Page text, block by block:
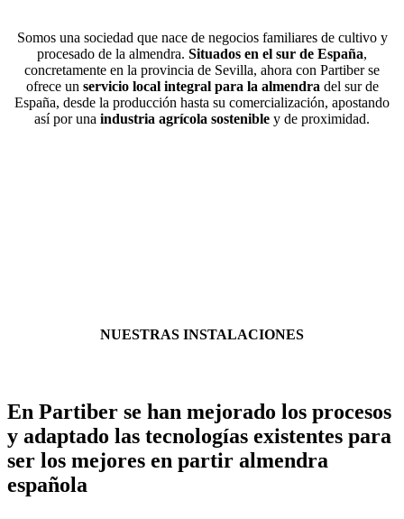
Somos una sociedad que nace de negocios familiares de cultivo y
procesado de la almendra. Situados en el sur de España,
concretamente en la provincia de Sevilla, ahora con Partiber se
ofrece un servicio local integral para la almendra del sur de
España, desde la producción hasta su comercialización, apostando
así por una industria agrícola sostenible y de proximidad.
NUESTRAS INSTALACIONES
En Partiber se han mejorado los procesos
y adaptado las tecnologías existentes para
ser los mejores en partir almendra
española